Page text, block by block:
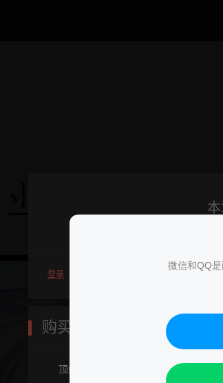
微信和QQ